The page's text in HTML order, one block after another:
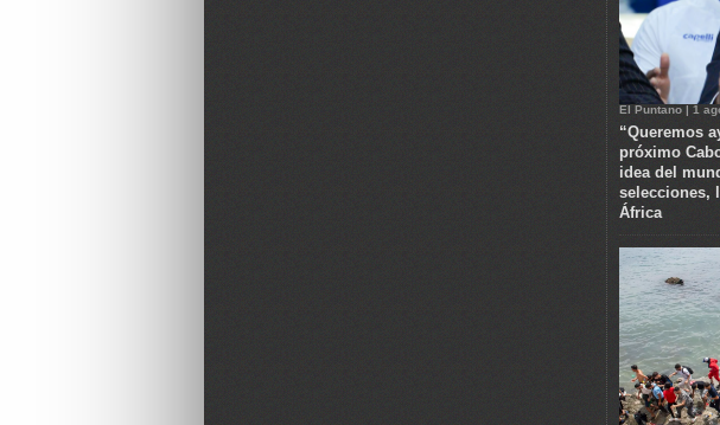
El Puntano | 1
“Queremos
próximo
idea del
selecciones,
África